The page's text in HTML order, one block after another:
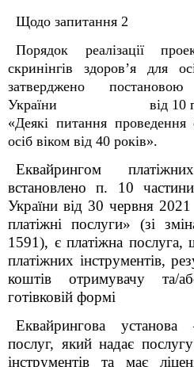
Щодо запитання 2
Порядок реалізації
скринінгів здоров’я для
затверджено
України
від 10
«Деякі питання проведення
осіб віком від 40 років».
Еквайрингом
встановлено п. 10
України від 30 червня
платіжні послуги» (зі
1591), є платіжна послуга,
платіжних інструментів,
коштів отримувачу та/
готівковій формі
Еквайрингова
послуг, який надає
інструментів та має